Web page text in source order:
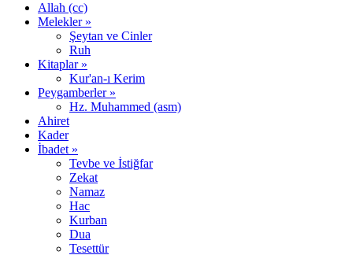
Allah (cc)
Melekler »
Şeytan ve Cinler
Ruh
Kitaplar »
Kur'an-ı Kerim
Peygamberler »
Hz. Muhammed (asm)
Ahiret
Kader
İbadet »
Tevbe ve İstiğfar
Zekat
Namaz
Hac
Kurban
Dua
Tesettür